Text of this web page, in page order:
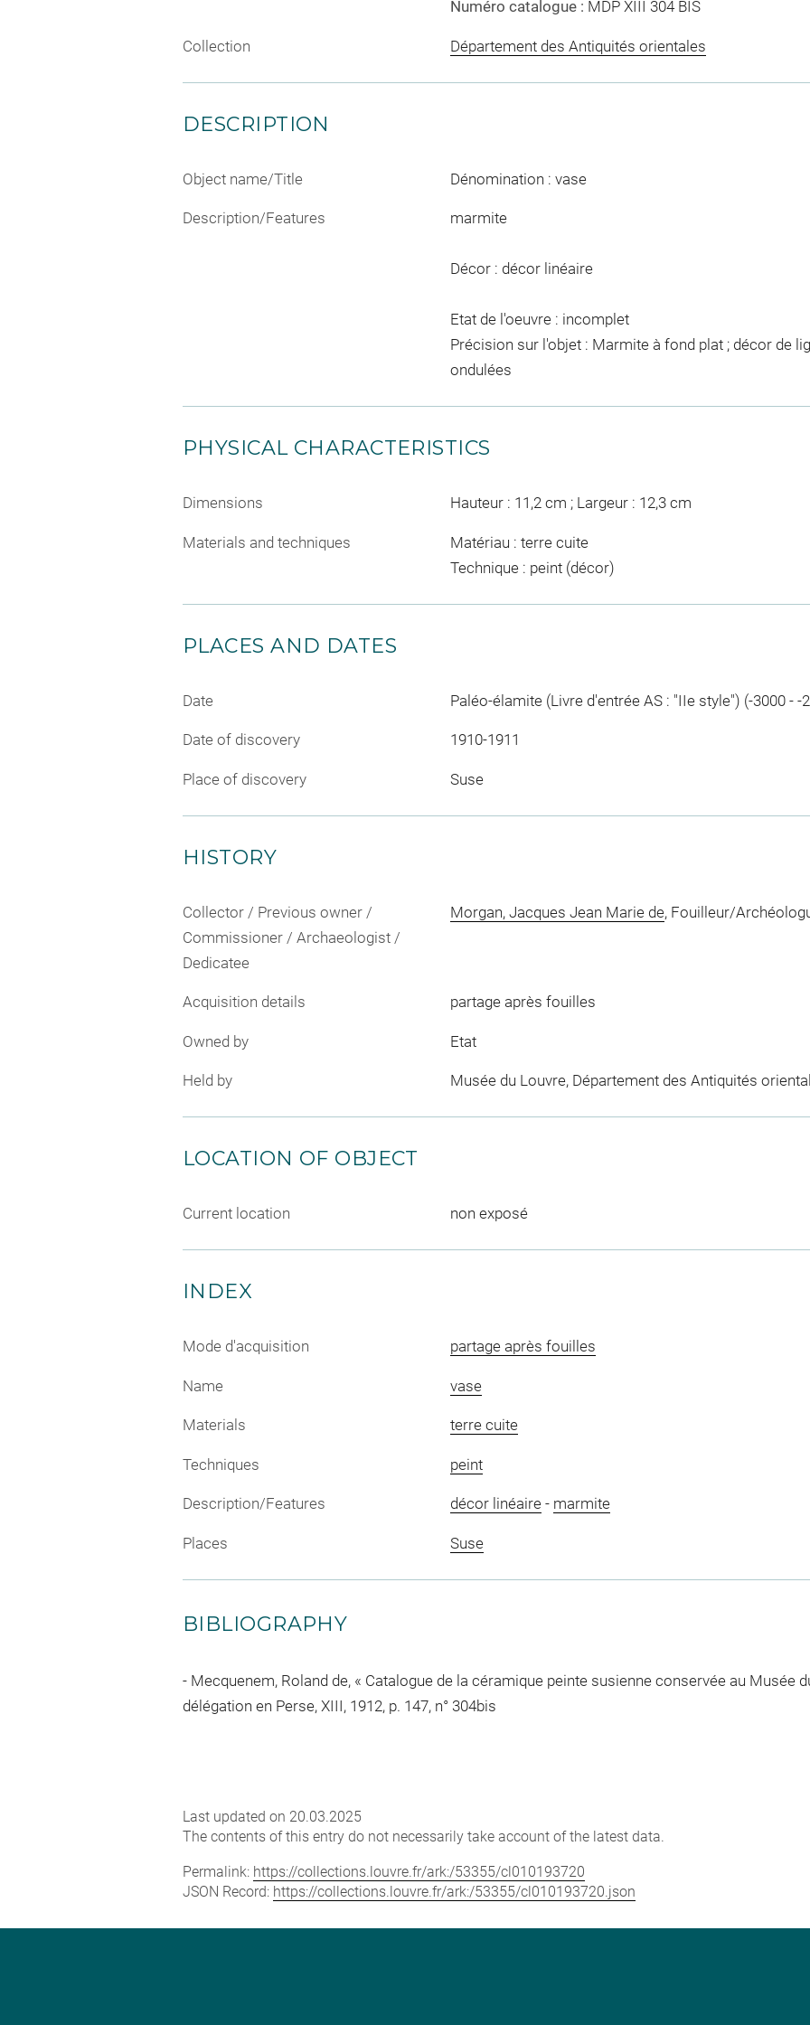
Numéro catalogue : MDP XIII 304 BIS
Collection Département des Antiquités orientales
DESCRIPTION
Object name/Title Dénomination : vase
Description/Features marmite
Décor : décor linéaire
Etat de l'oeuvre : incomplet
Précision sur l'objet : Marmite à fond plat ; décor de
ondulées
PHYSICAL CHARACTERISTICS
Dimensions Hauteur : 11,2 cm ; Largeur : 12,3 cm
Materials and techniques
Matériau : terre cuite
Technique : peint (décor)
PLACES AND DATES
Date Paléo-élamite (Livre d'entrée AS : "IIe style") (-3000 - -
Date of discovery 1910-1911
Place of discovery Suse
HISTORY
Collector / Previous owner /
Commissioner / Archaeologist /
Dedicatee
Morgan, Jacques Jean Marie de, Fouilleur/
Acquisition details partage après fouilles
Owned by Etat
Held by Musée du Louvre, Département des Antiquités
LOCATION OF OBJECT
Current location non exposé
INDEX
Mode d'acquisition partage après fouilles
Name vase
Materials terre cuite
Techniques peint
Description/Features décor linéaire- marmite
Places Suse
BIBLIOGRAPHY
Mecquenem, Roland de, « Catalogue de la céramique peinte susienne conservée au Musée
délégation en Perse, XIII, 1912, p. 147, n° 304bis
Last updated on 20.03.2025
The contents of this entry do not necessarily take account of the latest data.
Permalink: https://collections.louvre.fr/ark:/53355/cl010193720
JSON Record: https://collections.louvre.fr/ark:/53355/cl010193720.json